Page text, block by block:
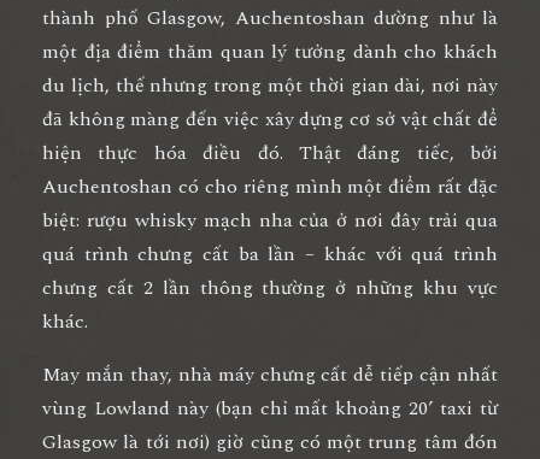
thành phố Glasgow, Auchentoshan dường như là
một địa điểm thăm quan lý tưởng dành cho khách
du lịch, thế nhưng trong một thời gian dài, nơi này
đã không màng đến việc xây dựng cơ sở vật chất để
hiện thực hóa điều đó. Thật đáng tiếc, bởi
Auchentoshan có cho riêng mình một điểm rất đặc
biệt: rượu whisky mạch nha của ở nơi đây trải qua
quá trình chưng cất ba lần – khác với quá trình
chưng cất 2 lần thông thường ở những khu vực
khác.
May mắn thay, nhà máy chưng cất dễ tiếp cận nhất
vùng Lowland này (bạn chỉ mất khoảng 20’ taxi từ
Glasgow là tới nơi) giờ cũng có một trung tâm đón